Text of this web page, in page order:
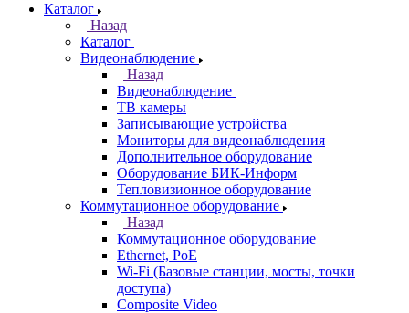
Каталог
Назад
Каталог
Видеонаблюдение
Назад
Видеонаблюдение
ТВ камеры
Записывающие устройства
Мониторы для видеонаблюдения
Дополнительное оборудование
Оборудование БИК-Информ
Тепловизионное оборудование
Коммутационное оборудование
Назад
Коммутационное оборудование
Ethernet, PoE
Wi-Fi (Базовые станции, мосты, точки
доступа)
Composite Video